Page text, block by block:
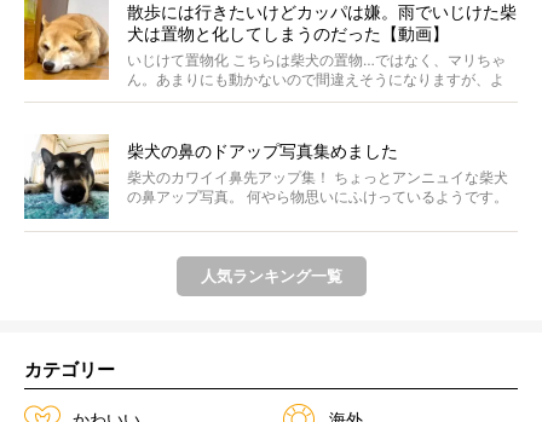
散歩には行きたいけどカッパは嫌。雨でいじけた柴
犬は置物と化してしまうのだった【動画】
いじけて置物化 こちらは柴犬の置物…ではなく、マリちゃ
ん。あまりにも動かないので間違えそうになりますが、よ
く見...
柴犬の鼻のドアップ写真集めました
柴犬のカワイイ鼻先アップ集！ ちょっとアンニュイな柴犬
の鼻アップ写真。 何やら物思いにふけっているようです。
人気ランキング一覧
カテゴリー